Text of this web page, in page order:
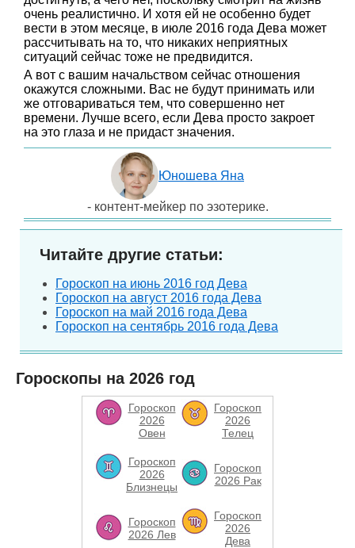
очень реалистично. И хотя ей не особенно будет
вести в этом месяце, в июле 2016 года Дева может
рассчитывать на то, что никаких неприятных
ситуаций сейчас тоже не предвидится.
А вот с вашим начальством сейчас отношения
окажутся сложными. Вас не будут принимать или
же отговариваться тем, что совершенно нет
времени. Лучше всего, если Дева просто закроет
на это глаза и не придаст значения.
Юношева Яна
- контент-мейкер по эзотерике.
Читайте другие статьи:
Гороскоп на июнь 2016 год Дева
Гороскоп на август 2016 года Дева
Гороскоп на май 2016 года Дева
Гороскоп на сентябрь 2016 года Дева
Гороскопы на 2026 год
Гороскоп
2026
Овен
Гороскоп
2026
Телец
Гороскоп
2026
Близнецы
Гороскоп
2026 Рак
Гороскоп
2026 Лев
Гороскоп
2026
Дева